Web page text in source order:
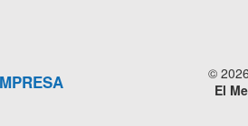
©
El